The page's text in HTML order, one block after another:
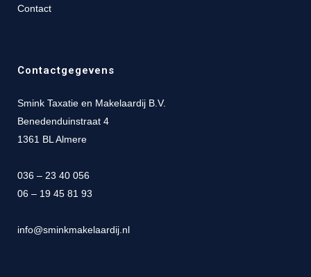
Contact
Contactgegevens
Smink Taxatie en Makelaardij B.V.
Benedenduinstraat 4
1361 BL Almere
036 – 23 40 056
06 – 19 45 81 93
info@sminkmakelaardij.nl